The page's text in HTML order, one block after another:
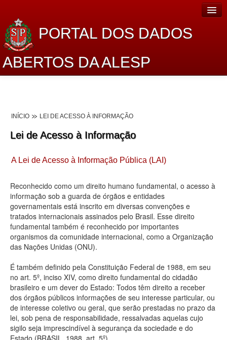
PORTAL DOS DADOS
ABERTOS DA ALESP
Lei de Acesso à Informação
Dados Governamentais Abertos
Planejamento
Catálogo de dados
Processo Legislativo
Deputados Estaduais
Administração
Legislação
Agenda
Perguntas frequentes
INÍCIO LEI DE ACESSO À INFORMAÇÃO
Lei de Acesso à Informação
A Lei de Acesso à Informação Pública (LAI)
Reconhecido como um direito humano fundamental, o acesso à
informação sob a guarda de órgãos e entidades
governamentais está inscrito em diversas convenções e
tratados internacionais assinados pelo Brasil. Esse direito
fundamental também é reconhecido por importantes
organismos da comunidade internacional, como a Organização
das Nações Unidas (ONU).
É também definido pela Constituição Federal de 1988, em seu
no art. 5º, inciso XIV, como direito fundamental do cidadão
brasileiro e um dever do Estado: Todos têm direito a receber
dos órgãos públicos informações de seu interesse particular, ou
de interesse coletivo ou geral, que serão prestadas no prazo da
lei, sob pena de responsabilidade, ressalvadas aquelas cujo
sigilo seja imprescindível à segurança da sociedade e do
Estado (BRASIL. 1988, art. 5º).